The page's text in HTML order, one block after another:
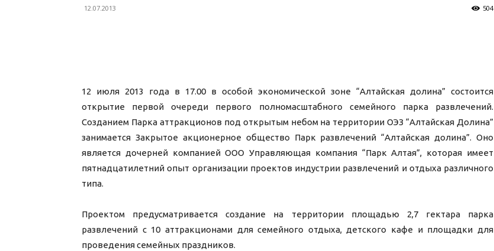
12.07.2013 504
12 июля 2013 года в 17.00 в особой экономической зоне “Алтайская долина” состоится
открытие первой очереди первого полномасштабного семейного парка развлечений.
Созданием Парка аттракционов под открытым небом на территории ОЭЗ “Алтайская Долина”
занимается Закрытое акционерное общество Парк развлечений “Алтайская долина”. Оно
является дочерней компанией ООО Управляющая компания “Парк Алтая”, которая имеет
пятнадцатилетний опыт организации проектов индустрии развлечений и отдыха различного
типа.
Проектом предусматривается создание на территории площадью 2,7 гектара парка
развлечений с 10 аттракционами для семейного отдыха, детского кафе и площадки для
проведения семейных праздников.